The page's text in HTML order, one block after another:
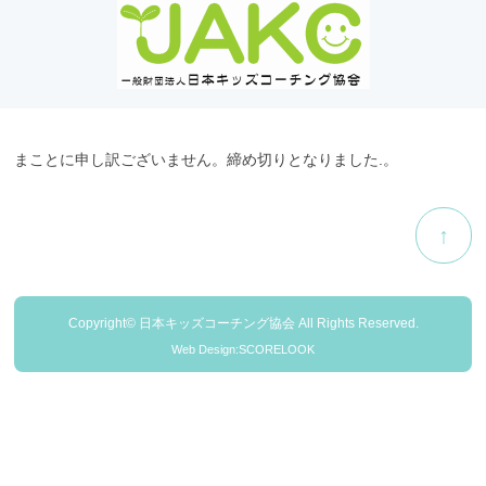
まことに申し訳ございません。締め切りとなりました.。
↑
Copyright© 日本キッズコーチング協会 All Rights Reserved.
Web Design:SCORELOOK